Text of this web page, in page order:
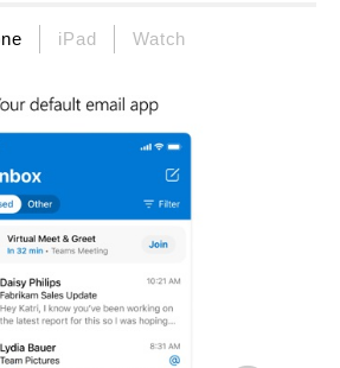
iPad Watch